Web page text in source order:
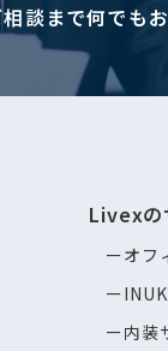
談まで何でも
Livexの
オフ
内装